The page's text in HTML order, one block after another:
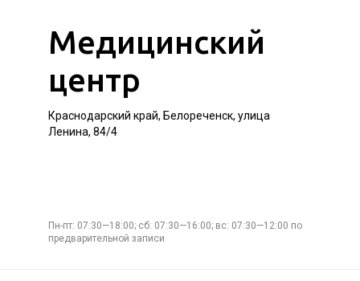
Медицинский
центр
Краснодарский край, Белореченск, улица
Ленина, 84/4
Пн-пт: 07:30—18:00; сб: 07:30—16:00; вс: 07:30—12:00 по
предварительной записи